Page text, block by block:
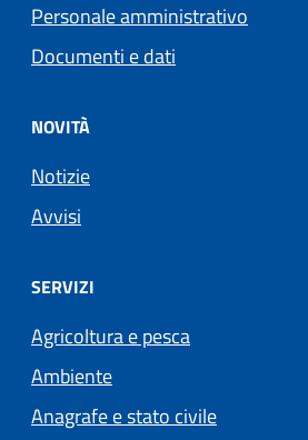
Personale amministrativo
Documenti e dati
NOVITÀ
Notizie
Avvisi
SERVIZI
Agricoltura e pesca
Ambiente
Anagrafe e stato civile